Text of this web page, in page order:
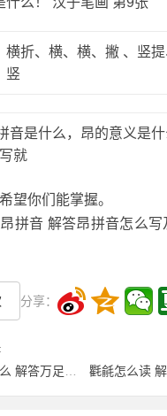
横折、横、横、撇 、竖
竖
音是什么，昂的意义是
就
望你们能掌握。
拼音 解答昂拼音怎么
分享：